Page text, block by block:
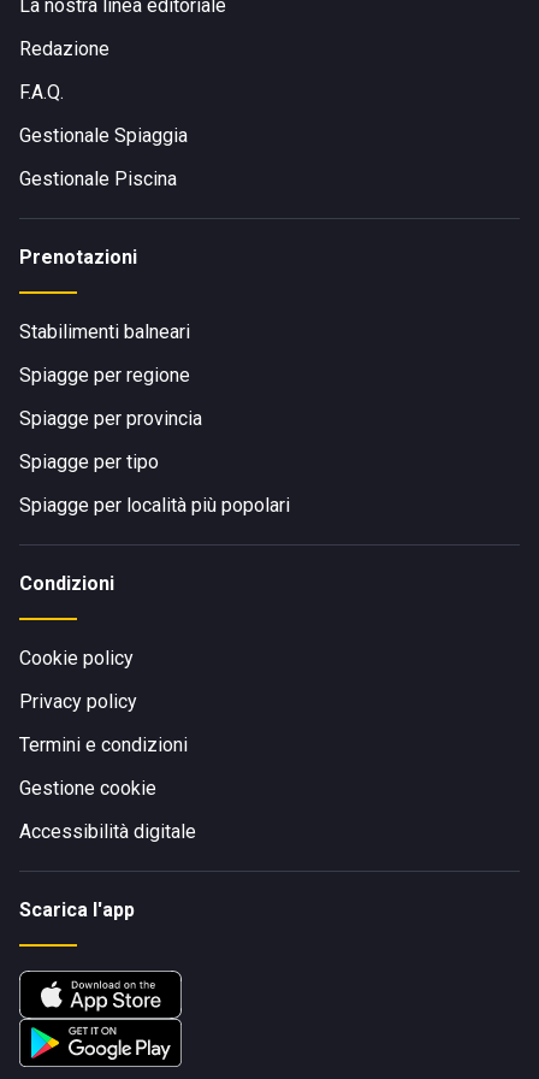
La nostra linea editoriale
Redazione
F.A.Q.
Gestionale Spiaggia
Gestionale Piscina
Prenotazioni
Stabilimenti balneari
Spiagge per regione
Spiagge per provincia
Spiagge per tipo
Spiagge per località più popolari
Condizioni
Cookie policy
Privacy policy
Termini e condizioni
Gestione cookie
Accessibilità digitale
Scarica l'app